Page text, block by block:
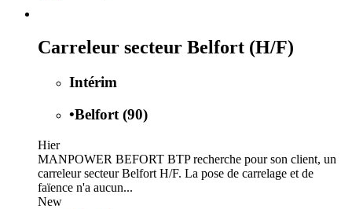
Carreleur secteur Belfort (H/F)
Intérim
•Belfort (90)
Hier
MANPOWER BEFORT BTP recherche pour son client, un
carreleur secteur Belfort H/F. La pose de carrelage et de
faïence n'a aucun...
New